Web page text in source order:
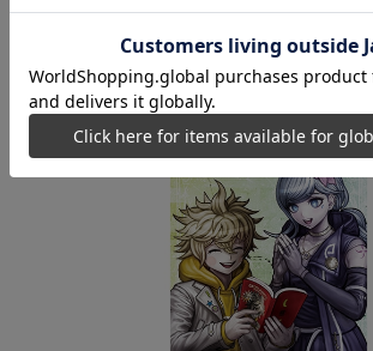
●超探偵事件簿 レインコード 2L判ブロマ
本作の新規描き下ろしイラストを使用した
です。
キャラクター:デスヒコ・サンダーボルト
クフォード